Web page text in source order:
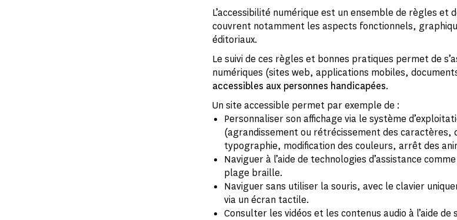
L’accessibilité numérique est un ensemble de règles et
couvrent notamment les aspects fonctionnels,
éditoriaux.
Le suivi de ces règles et bonnes pratiques permet de
numériques (sites web, applications mobiles,
accessibles aux personnes handicapées.
Un site accessible permet par exemple de :
Personnaliser son affichage via le système
(agrandissement ou rétrécissement des caractères,
typographie, modification des couleurs, arrêt des
Naviguer à l’aide de technologies d’assistance
plage braille.
Naviguer sans utiliser la souris, avec le clavier
via un écran tactile.
Consulter les vidéos et les contenus audio à l’aide